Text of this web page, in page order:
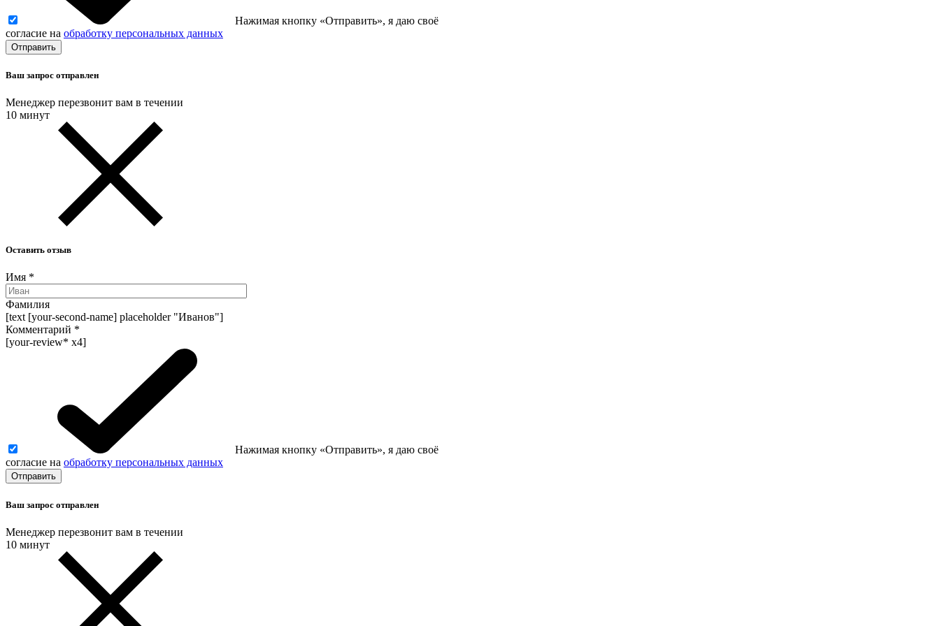
Нажимая кнопку «Отправить», я даю своё
согласие на обработку персональных данных
Ваш запрос отправлен
Менеджер перезвонит вам в течении
10 минут
Оставить отзыв
Имя *
Фамилия
[text [your-second-name] placeholder "Иванов"]
Комментарий *
[your-review* x4]
Нажимая кнопку «Отправить», я даю своё
согласие на обработку персональных данных
Ваш запрос отправлен
Менеджер перезвонит вам в течении
10 минут